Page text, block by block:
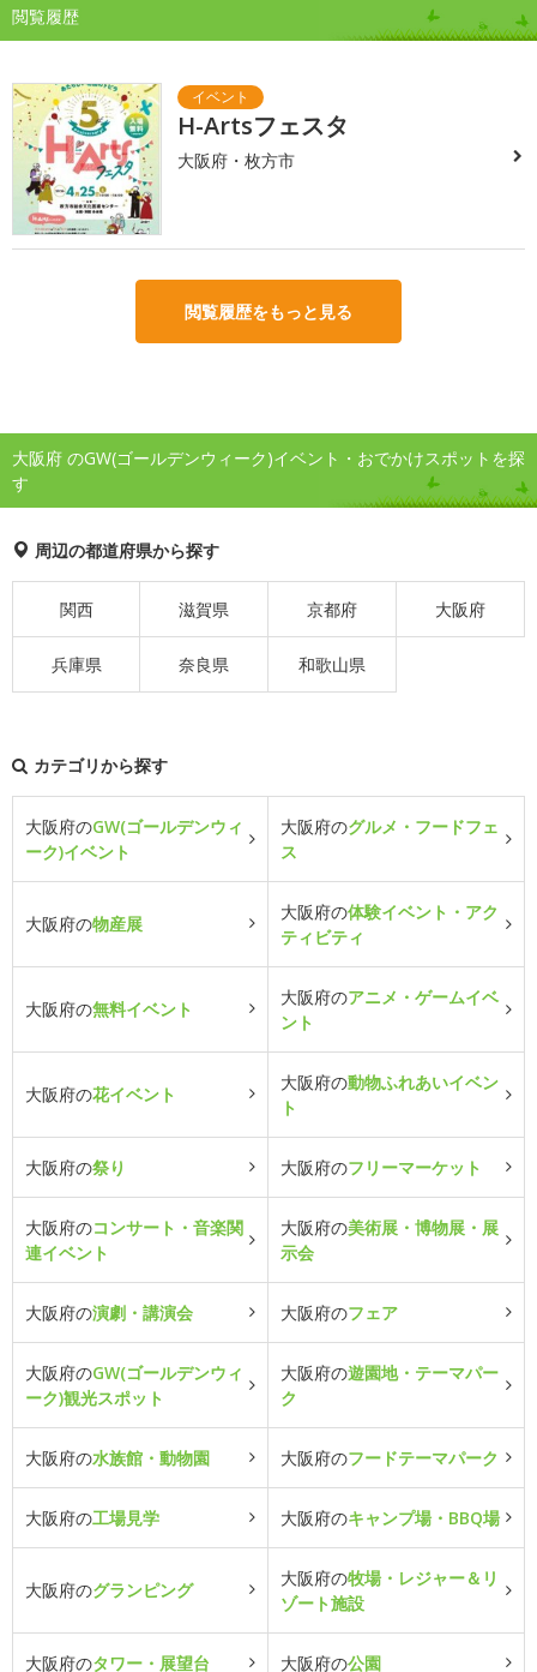
閲覧履歴
H-Artsフェスタ
大阪府・枚方市
閲覧履歴をもっと見る
大阪府 のGW(ゴールデンウィーク)イベント・おでかけスポットを探
す
周辺の都道府県から探す
関西 滋賀県 京都府 大阪府
兵庫県 奈良県 和歌山県
カテゴリから探す
大阪府のGW(ゴールデンウィ
ーク)イベント
大阪府のグルメ・フードフェ
ス
大阪府の物産展
大阪府の体験イベント・アク
ティビティ
大阪府の無料イベント
大阪府のアニメ・ゲームイベ
ント
大阪府の花イベント
大阪府の動物ふれあいイベン
ト
大阪府の祭り 大阪府のフリーマーケット
大阪府のコンサート・音楽関
連イベント
大阪府の美術展・博物展・展
示会
大阪府の演劇・講演会 大阪府のフェア
大阪府のGW(ゴールデンウィ
ーク)観光スポット
大阪府の遊園地・テーマパー
ク
大阪府の水族館・動物園 大阪府のフードテーマパーク
大阪府の工場見学 大阪府のキャンプ場・BBQ場
大阪府のグランピング
大阪府の牧場・レジャー＆リ
ゾート施設
大阪府のタワー・展望台 大阪府の公園